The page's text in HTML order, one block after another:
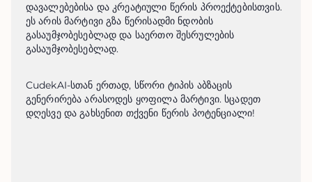
დავალებებისა და კრეატიული წერის პროექტებისთვის.
ეს არის მარტივი გზა წერისადმი ნდობის
გასაუმჯობესებლად და საერთო შესრულების
გასაუმჯობესებლად.
CudekAI-სთან ერთად, სწორი ტიპის აბზაცის
გენერირება არასოდეს ყოფილა მარტივი. სცადეთ
დღესვე და გახსენით თქვენი წერის პოტენციალი!